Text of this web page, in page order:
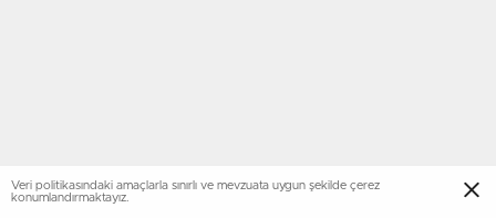
Veri politikasındaki amaçlarla sınırlı ve mevzuata uygun şekilde çerez
konumlandırmaktayız.